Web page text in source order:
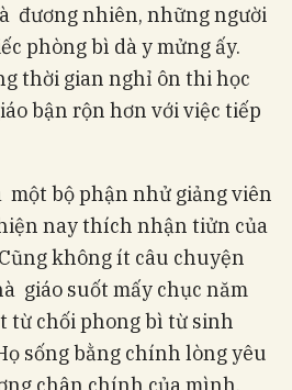
đương nhiên, những người
phòng bì dà y mửng ấy.
thời gian nghỉ ôn thi học
bận rộn hơn với việc tiếp
bộ phận nhử giảng viên
nay thích nhận tiửn của
không ít câu chuyện
giáo suốt mấy chục năm
từ chối phong bì từ sinh
sống bằng chính lòng yêu
chân chính của mình.